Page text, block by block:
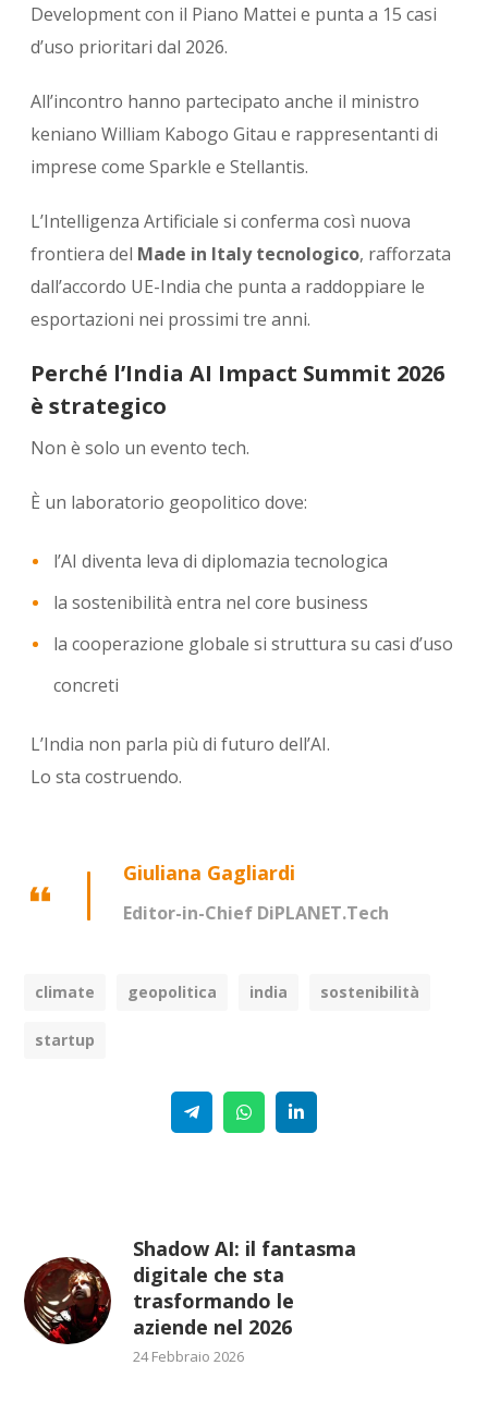
Development con il Piano Mattei e punta a 15 casi
d’uso prioritari dal 2026.
All’incontro hanno partecipato anche il ministro
keniano William Kabogo Gitau e rappresentanti di
imprese come Sparkle e Stellantis.
L’Intelligenza Artificiale si conferma così nuova
frontiera del Made in Italy tecnologico, rafforzata
dall’accordo UE-India che punta a raddoppiare le
esportazioni nei prossimi tre anni.
Perché l’India AI Impact Summit 2026
è strategico
Non è solo un evento tech.
È un laboratorio geopolitico dove:
l’AI diventa leva di diplomazia tecnologica
la sostenibilità entra nel core business
la cooperazione globale si struttura su casi d’uso
concreti
L’India non parla più di futuro dell’AI.
Lo sta costruendo.
Giuliana Gagliardi
Editor-in-Chief DiPLANET.Tech
climate geopolitica india sostenibilità
startup
TelegramWhatsApp
Shadow AI: il fantasma
digitale che sta
trasformando le
aziende nel 2026
24 Febbraio 2026